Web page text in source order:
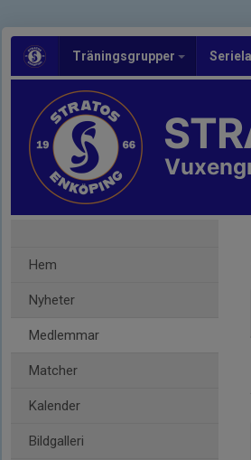
Träningsgrupper
Hem
Nyheter
Medlemmar
Matcher
Kalender
Bildgalleri